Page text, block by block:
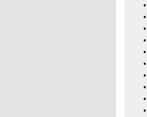
•
•
•
•
•
•
•
•
•
•